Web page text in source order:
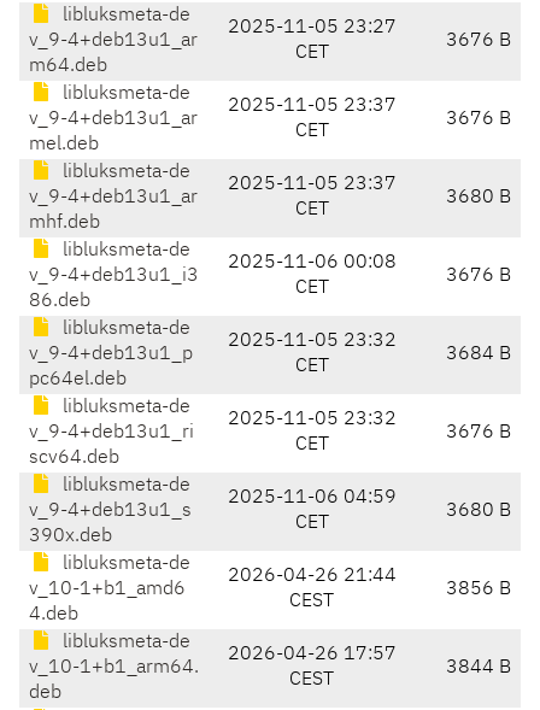
libluksmeta-de
v_9-4+deb13u1_ar
m64.deb
2025-11-05 23:27
CET
3676 B
libluksmeta-de
v_9-4+deb13u1_ar
mel.deb
2025-11-05 23:37
CET
3676 B
libluksmeta-de
v_9-4+deb13u1_ar
mhf.deb
2025-11-05 23:37
CET
3680 B
libluksmeta-de
v_9-4+deb13u1_i3
86.deb
2025-11-06 00:08
CET
3676 B
libluksmeta-de
v_9-4+deb13u1_p
pc64el.deb
2025-11-05 23:32
CET
3684 B
libluksmeta-de
v_9-4+deb13u1_ri
scv64.deb
2025-11-05 23:32
CET
3676 B
libluksmeta-de
v_9-4+deb13u1_s
390x.deb
2025-11-06 04:59
CET
3680 B
libluksmeta-de
v_10-1+b1_amd6
4.deb
2026-04-26 21:44
CEST
3856 B
libluksmeta-de
v_10-1+b1_arm64.
deb
2026-04-26 17:57
CEST
3844 B